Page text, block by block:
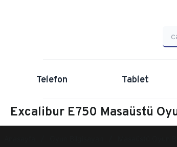
Telefon Tablet
Excalibur E750 Masaüstü